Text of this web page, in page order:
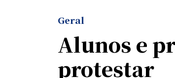
Geral
Alunos e
protestar